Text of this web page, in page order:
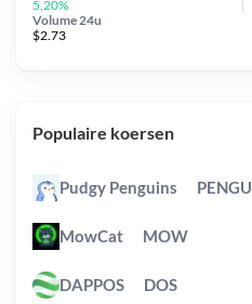
5,20%
Volume 24u
$2.73
Populaire koersen
Pudgy Penguins PENGU
MowCat MOW
DAPPOS DOS